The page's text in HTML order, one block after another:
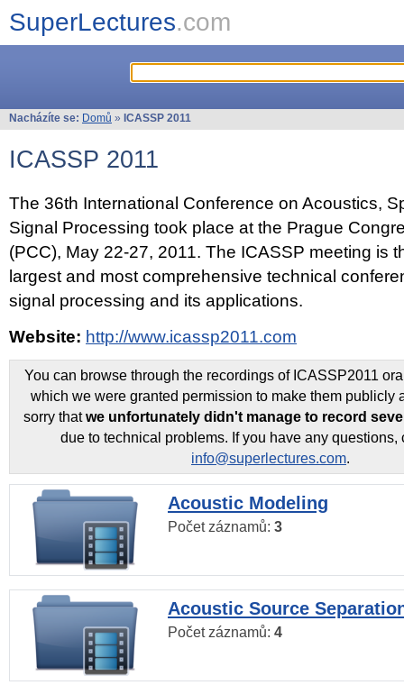
SuperLectures.com
Nacházíte se: Domů » ICASSP 2011
ICASSP 2011
The 36th International Conference on Acoustics,
Signal Processing took place at the Prague
(PCC), May 22-27, 2011. The ICASSP meeting is
largest and most comprehensive technical
signal processing and its applications.
Website: http://www.icassp2011.com
You can browse through the recordings of ICASSP2011
which we were granted permission to make them publicly
sorry thatwe unfortunately didn't manage to record
due to technical problems. If you have any questions,
info@superlectures.com.
Acoustic Modeling
Počet záznamů: 3
Acoustic Source
Počet záznamů: 4